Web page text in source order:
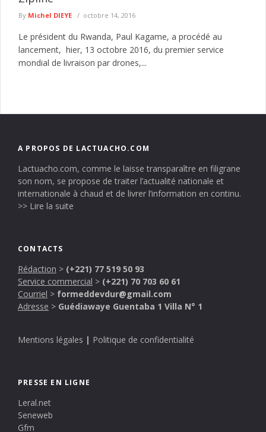
By Michel DIEYE octobre 14, 2016
Le président du Rwanda, Paul Kagame, a procédé au
lancement, hier, 13 octobre 2016, du premier service
mondial de livraison par drones,...
A PROPOS DE LACTUACHO.COM
Lactuacho.com, comme le laisse transparaître en filigrane
son nom, se propose de traiter l’actualité nationale et
internationale à chaud et de livrer l’information en continu.
>> Lire la suite
CONTACTS
Rédaction > (+221) 77 519 50 93
Service commercial > (+221) 70 703 60 61
Courriel > formeddevdur@gmail.com
Adresse > Guédiawaye Guentaba 1 Villa N° 1
Mentions légales | Politique de confidentialité
PRESSE EN LIGNE
Leral.net
Seneweb
Gfm